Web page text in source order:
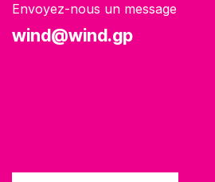
Envoyez-nous un message
wind@wind.gp